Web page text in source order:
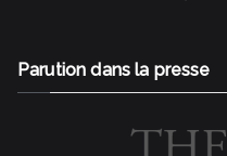
Parution dans la presse